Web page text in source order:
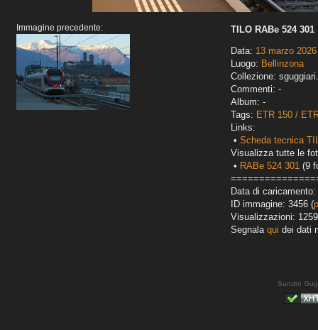
Immagine precedente:
TILO RABe 524 301
Data: 13 marzo 2026
Luogo: Bellinzona
Collezione:
Commenti: -
Album: -
Tags: ETR 150 /
Links:
• Scheda tecnica
Visualizza tutte le
• RABe 524 301 (9
Data di
ID immagine: 3456 (
Visualizzazioni: 1259
Segnala qui dei dati
Sandro